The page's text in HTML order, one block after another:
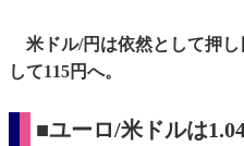
米ドル/円は依然として押
して115円へ。
■ユーロ/米ドルは